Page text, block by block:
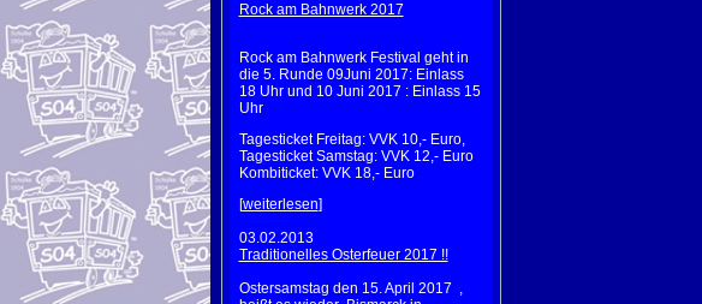
Rock am Bahnwerk 2017
Rock am Bahnwerk Festival geht in
die 5. Runde 09Juni 2017: Einlass
18 Uhr und 10 Juni 2017 : Einlass 15
Uhr
Tagesticket Freitag: VVK 10,- Euro,
Tagesticket Samstag: VVK 12,- Euro
Kombiticket: VVK 18,- Euro
[weiterlesen]
03.02.2013
Traditionelles Osterfeuer 2017 !!
Ostersamstag den 15. April 2017 ,